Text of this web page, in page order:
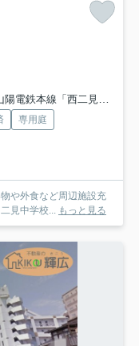
電鉄本線「西二見」駅 徒歩22分
専用庭
や外食など周辺施設充
見中学校... もっと見る